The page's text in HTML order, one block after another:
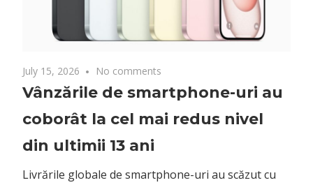
July 15, 2026 No comments
Vânzările de smartphone-uri au
coborât la cel mai redus nivel
din ultimii 13 ani
Livrările globale de smartphone-uri au scăzut cu